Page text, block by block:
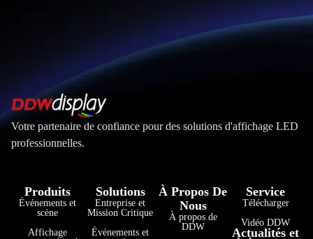
Votre partenaire de confiance pour des solutions d'affichage LED
professionnelles.
Produits
Événements et
scène
Affichage
Solutions
Entreprise et
Mission Critique
Événements et
À Propos De
Nous
À propos de
DDW
Service
Télécharger
Vidéo DDW
Actualités et